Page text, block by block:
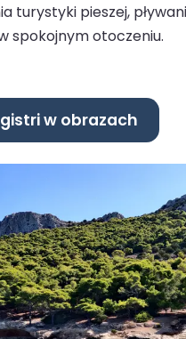
turystyki pieszej,
spokojnym otoczeniu.
w obrazach